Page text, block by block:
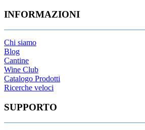
INFORMAZIONI
Chi siamo
Blog
Cantine
Wine Club
Catalogo Prodotti
Ricerche veloci
SUPPORTO